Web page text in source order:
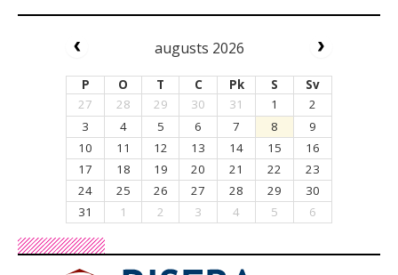
augusts 2026
P O T C Pk S
Sv
27
28 29 30 31 1
2
3
4 5 6 7 8
9
10
11 12 13 14 15
16
17
18 19 20 21 22
23
24
25 26 27 28 29
30
31
1 2 3 4 5 6